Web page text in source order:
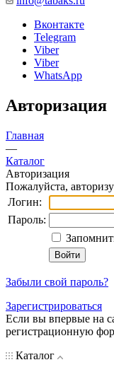
Вконтакте
Telegram
Viber
Viber
WhatsApp
Авторизация
Главная
—
Каталог
Авторизация
Пожалуйста,
Логин:
Пароль:
Забыли свой пароль?
Зарегистрироваться
Если вы впервые на
регистрационную
Каталог